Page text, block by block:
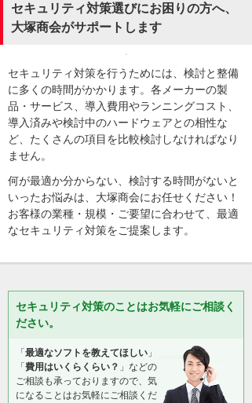
セキュリティ対策選びにお困りの方へ、
大塚商会がサポートします
セキュリティ対策を行うためには、検討と整備
に多くの時間がかかります。各メーカーの製
品・サービス、導入費用やランニングコスト、
導入済みや検討中のハードウェアとの相性な
ど、たくさんの項目を比較検討しなければなり
ません。
何が最適か分からない、検討する時間がないと
いったお悩みは、大塚商会にお任せください！
お客様の業種・規模・ご要望に合わせて、最適
なセキュリティ対策をご提案します。
セキュリティ対策のことはお気軽にご相談く
ださい。
「 最適なソフトを教えてほしい 」
「 費用はいくらくらい？ 」などの
ご相談も承っておりますので、気
になることはお気軽にご相談くだ